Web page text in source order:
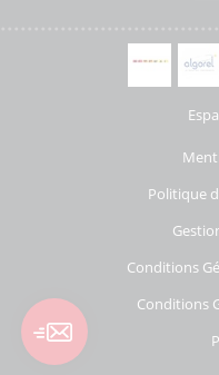
Politique
Conditions
Conditions